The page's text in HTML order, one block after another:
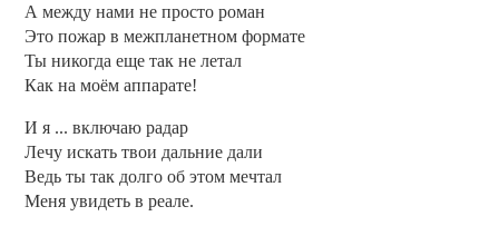
А между нами не просто роман
Это пожар в межпланетном формате
Ты никогда еще так не летал
Как на моём аппарате!
И я ... включаю радар
Лечу искать твои дальние дали
Ведь ты так долго об этом мечтал
Меня увидеть в реале.